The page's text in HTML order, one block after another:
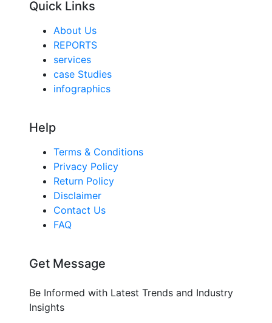
Quick Links
About Us
REPORTS
services
case Studies
infographics
Help
Terms & Conditions
Privacy Policy
Return Policy
Disclaimer
Contact Us
FAQ
Get Message
Be Informed with Latest Trends and Industry
Insights